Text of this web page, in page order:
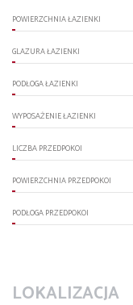
POWIERZCHNIA ŁAZIENKI
GLAZURA ŁAZIENKI
PODŁOGA ŁAZIENKI
WYPOSAŻENIE ŁAZIENKI
LICZBA PRZEDPOKOI
POWIERZCHNIA PRZEDPOKOI
PODŁOGA PRZEDPOKOI
LOKALIZACJA